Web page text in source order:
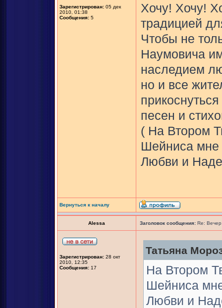
Зарегистрирован: 05 дек
2010, 01:38
Сообщения: 5
Хочу! Хочу!
традицией
Чтобы не
Наумовича
наследием
но и все
песен и
( На Втором
Шейниса мне
Любви и
Вернуться к началу
Alessa Заголовок сообщения: Re:
Зарегистрирован: 28 окт
2010, 12:35
Сообщения: 17
Татьяна
На Втором
Шейниса
Любви и